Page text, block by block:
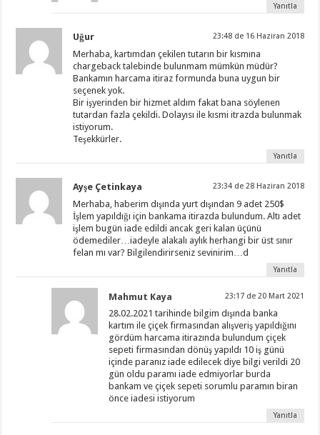
Yanıtla
Uğur 23:48 de 16 Haziran 2018
Merhaba, kartımdan çekilen tutarın bir kısmına
chargeback talebinde bulunmam mümkün müdür?
Bankamın harcama itiraz formunda buna uygun bir
seçenek yok.
Bir işyerinden bir hizmet aldım fakat bana söylenen
tutardan fazla çekildi. Dolayısı ile kısmi itrazda bulunmak
istiyorum.
Teşekkürler.
Yanıtla
Ayşe Çetinkaya 23:34 de 28 Haziran 2018
Merhaba, haberim dışında yurt dışından 9 adet 250$
İşlem yapıldığı için bankama itirazda bulundum. Altı adet
işlem bugün iade edildi ancak geri kalan üçünü
ödemediler…iadeyle alakalı aylık herhangi bir üst sınır
felan mı var? Bilgilendirirseniz sevinirim…d
Yanıtla
Mahmut Kaya 23:17 de 20 Mart 2021
28.02.2021 tarihinde bilgim dışında banka
kartım ile çiçek firmasından alışveriş yapıldığını
gördüm harcama itirazında bulundum çiçek
sepeti firmasından dönüş yapıldı 10 iş günü
içinde paranız iade edilecek diye bilgi verildi 20
gün oldu paramı iade edmiyorlar burda
bankam ve çiçek sepeti sorumlu paramın biran
önce iadesi istiyorum
Yanıtla